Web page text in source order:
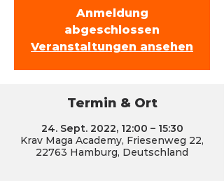
Anmeldung
abgeschlossen
Veranstaltungen ansehen
Termin & Ort
24. Sept. 2022, 12:00 – 15:30
Krav Maga Academy, Friesenweg 22,
22763 Hamburg, Deutschland